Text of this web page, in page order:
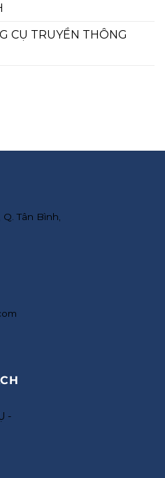
CỤ TRUYỀN THÔNG
Q. Tân Bình,
-